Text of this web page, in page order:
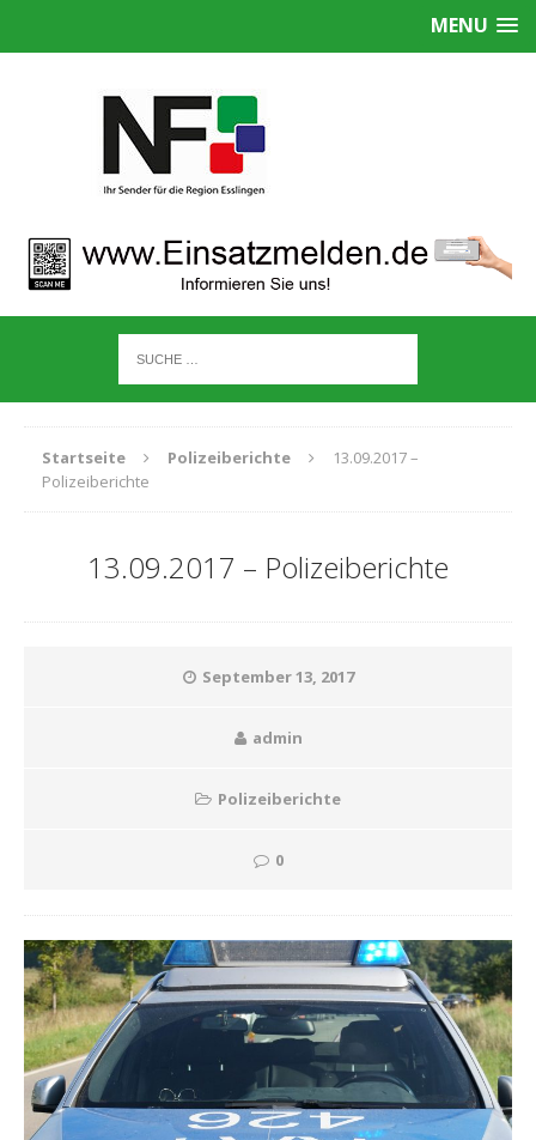
MENU
Startseite Polizeiberichte
13.09.2017 –
Polizeiberichte
13.09.2017 – Polizeiberichte
September 13, 2017
admin
Polizeiberichte
0